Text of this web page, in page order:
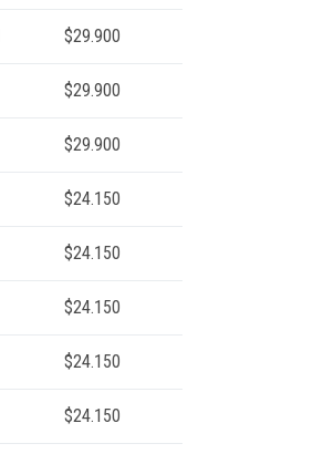
$29.900
$29.900
$29.900
$24.150
$24.150
$24.150
$24.150
$24.150